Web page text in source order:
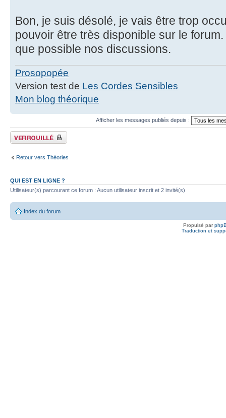
Bon, je suis désolé, je vais être trop
pouvoir être très disponible sur le
que possible nos discussions.
Prosopopée
Version test de Les Cordes Sensibles
Mon blog théorique
Afficher les messages publiés depuis :
Fil verrouillé
Retour vers Théories
QUI EST EN LIGNE ?
Utilisateur(s) parcourant ce forum : Aucun utilisateur inscrit et 2 invité(s)
Index du forum
Propulsé par
Traduction et